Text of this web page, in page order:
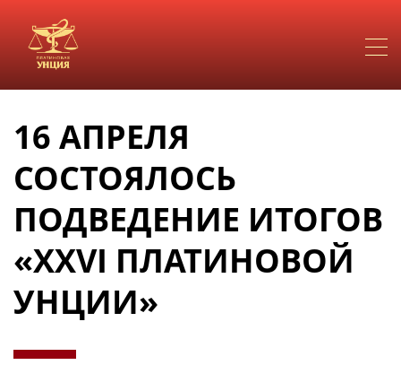
16 АПРЕЛЯ
СОСТОЯЛОСЬ
ПОДВЕДЕНИЕ ИТОГОВ
«XXVI ПЛАТИНОВОЙ
УНЦИИ»